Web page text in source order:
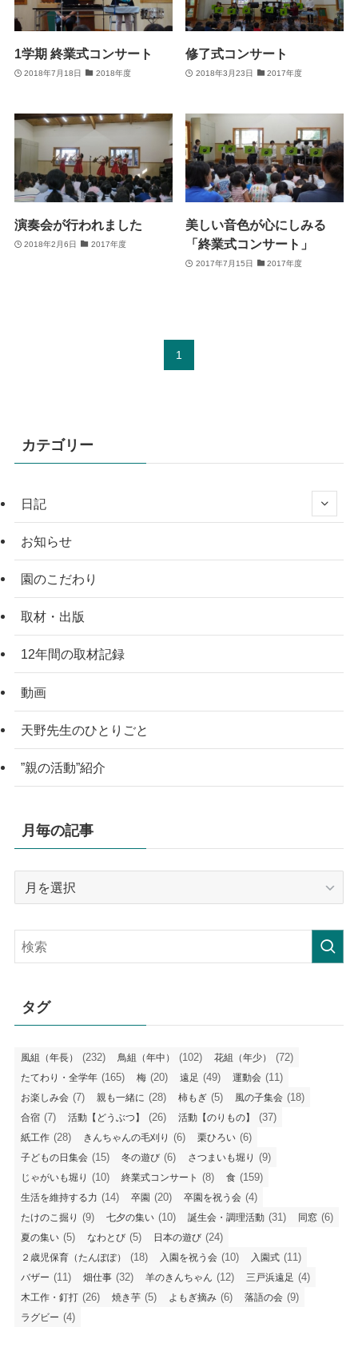
1学期 終業式コンサート
2018年7月18日 2018年度
修了式コンサート
2018年3月23日 2017年度
演奏会が行われました
2018年2月6日 2017年度
美しい音色が心にしみる
「終業式コンサート」
2017年7月15日 2017年度
1
カテゴリー
日記
お知らせ
園のこだわり
取材・出版
12年間の取材記録
動画
天野先生のひとりごと
”親の活動”紹介
月毎の記事
記
事
タグ
風組（年長） (232) 鳥組（年中） (102) 花組（年少） (72)
たてわり・全学年 (165) 梅 (20) 遠足 (49) 運動会 (11)
お楽しみ会 (7) 親も一緒に (28) 柿もぎ (5) 風の子集会 (18)
合宿 (7) 活動【どうぶつ】 (26) 活動【のりもの】 (37)
紙工作 (28) きんちゃんの毛刈り (6) 栗ひろい (6)
子どもの日集会 (15) 冬の遊び (6) さつまいも堀り (9)
じゃがいも堀り (10) 終業式コンサート (8) 食 (159)
生活を維持する力 (14) 卒園 (20) 卒園を祝う会 (4)
たけのこ掘り (9) 七夕の集い (10) 誕生会・調理活動 (31) 同窓 (6)
夏の集い (5) なわとび (5) 日本の遊び (24)
２歳児保育（たんぽぽ） (18) 入園を祝う会 (10) 入園式 (11)
バザー (11) 畑仕事 (32) 羊のきんちゃん (12) 三戸浜遠足 (4)
木工作・釘打 (26) 焼き芋 (5) よもぎ摘み (6) 落語の会 (9)
ラグビー (4)